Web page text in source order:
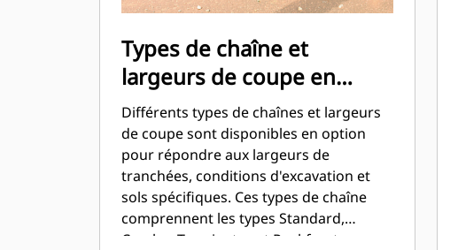
Types de chaîne et
largeurs de coupe en
option
Différents types de chaînes et largeurs
de coupe sont disponibles en option
pour répondre aux largeurs de
tranchées, conditions d'excavation et
sols spécifiques. Ces types de chaîne
comprennent les types Standard,
Combo, Terminator et Rockfrost.